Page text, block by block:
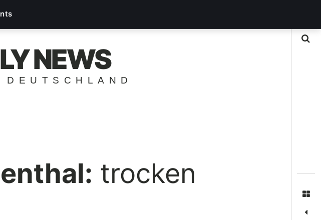
NEWS
trocken